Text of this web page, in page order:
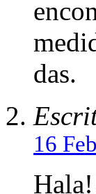
das.
16